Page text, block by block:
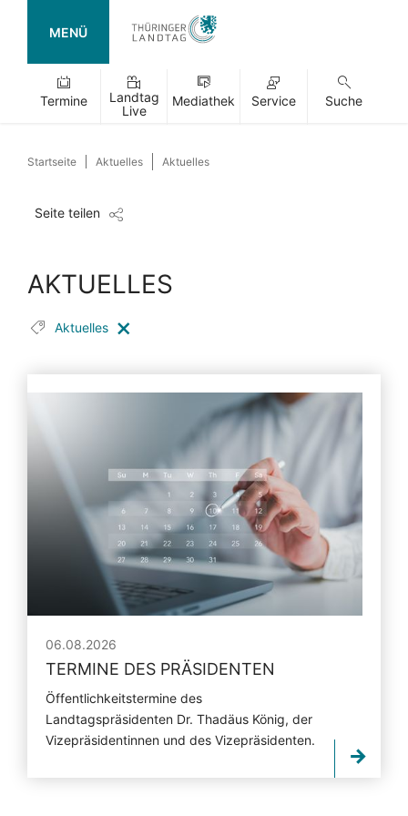
MENÜ
Termine
Landtag
Live
Mediathek Service Suche
Startseite Aktuelles Aktuelles
Seite teilen
AKTUELLES
Aktuelles
06.08.2026
TERMINE DES PRÄSIDENTEN
Öffentlichkeitstermine des
Landtagspräsidenten Dr. Thadäus König, der
Vizepräsidentinnen und des Vizepräsidenten.